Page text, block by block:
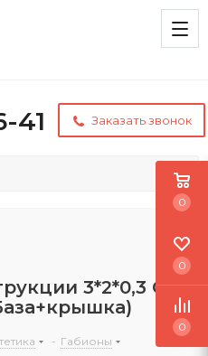
41 Заказать звонок
3*2*0,3 С60
- Габионы
0
0
0